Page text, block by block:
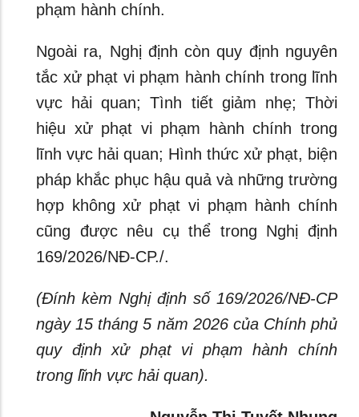
phạm hành chính.
Ngoài ra, Nghị định còn quy định nguyên
tắc xử phạt vi phạm hành chính trong lĩnh
vực hải quan; Tình tiết giảm nhẹ; Thời
hiệu xử phạt vi phạm hành chính trong
lĩnh vực hải quan; Hình thức xử phạt, biện
pháp khắc phục hậu quả và những trường
hợp không xử phạt vi phạm hành chính
cũng được nêu cụ thể trong Nghị định
169/2026/NĐ-CP./.
(Đính kèm Nghị định số 169/2026/NĐ-CP
ngày 15 tháng 5 năm 2026 của Chính phủ
quy định xử phạt vi phạm hành chính
trong lĩnh vực hải quan).